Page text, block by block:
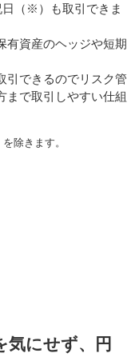
日（※）も取引できま
有資産のヘッジや短期
引できるのでリスク管
まで取引しやすい仕組
除きます。
にせず、円